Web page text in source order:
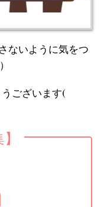
ないように気をつ
ございます(